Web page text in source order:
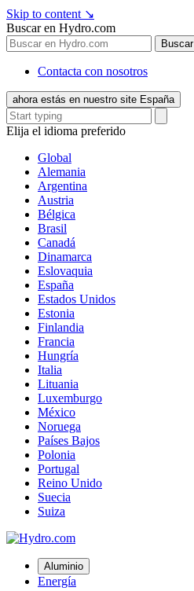
Skip to content ↘
Buscar en Hydro.com
Buscar
Contacta con nosotros
ahora estás en nuestro site España
Elija el idioma preferido
Global
Alemania
Argentina
Austria
Bélgica
Brasil
Canadá
Dinamarca
Eslovaquia
España
Estados Unidos
Estonia
Finlandia
Francia
Hungría
Italia
Lituania
Luxemburgo
México
Noruega
Países Bajos
Polonia
Portugal
Reino Unido
Suecia
Suiza
Aluminio
Energía